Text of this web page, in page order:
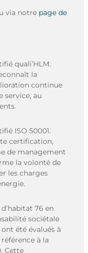
via notre page de
quali’HLM.
la
continue
service, au
ISO 50001.
certification,
de management
la volonté de
les charges
76 en
sociétale
ont été évalués à
à la
Cette